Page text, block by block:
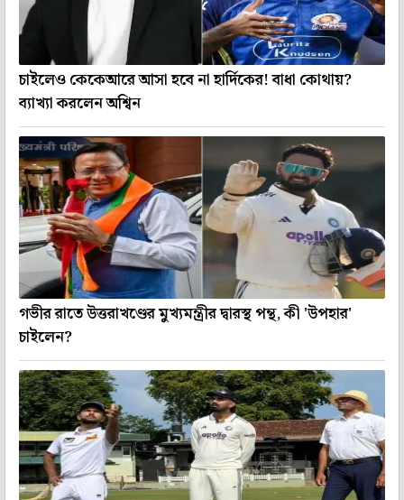
চাইলেও কেকেআরে আসা হবে না হার্দিকের! বাধা কোথায়?
ব্যাখ্যা করলেন অশ্বিন
গভীর রাতে উত্তরাখণ্ডের মুখ্যমন্ত্রীর দ্বারস্থ পন্থ, কী 'উপহার'
চাইলেন?